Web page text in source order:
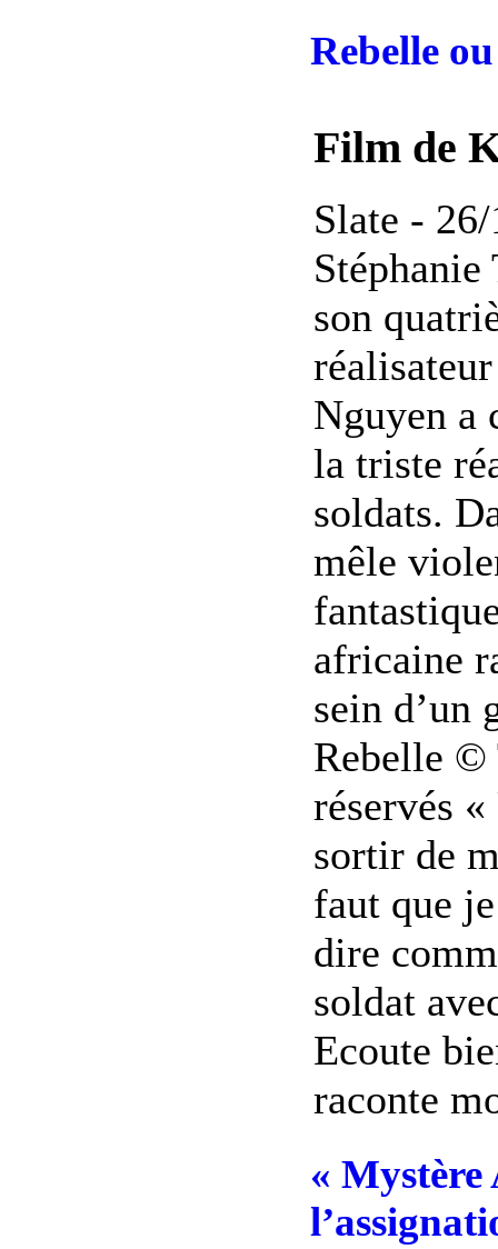
Rebelle
Film de
Slate -
son
Nguyen a
la triste
soldats.
mêle
africaine
sein d’un
Rebelle ©
réservés
sortir de
faut que
dire
soldat
Ecoute
raconte
« Mystère